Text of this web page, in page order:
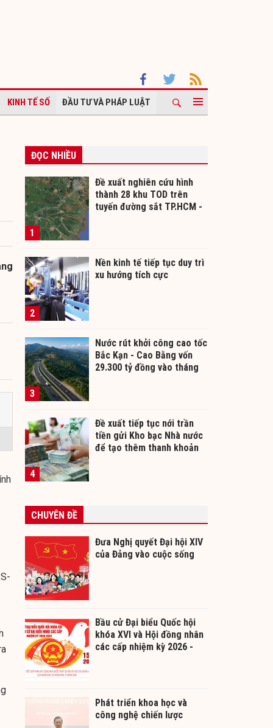
KINH TẾ SỐ ĐẦU TƯ VÀ PHÁP LUẬT
ĐỌC NHIỀU
1
Đề xuất nghiên cứu hình
thành 28 khu TOD trên
tuyến đường sắt TP.HCM -
2
Nền kinh tế tiếp tục duy trì
xu hướng tích cực
3
Nước rút khởi công cao tốc
Bắc Kạn - Cao Bằng vốn
29.300 tỷ đồng vào tháng
4
Đề xuất tiếp tục nới trần
tiền gửi Kho bạc Nhà nước
để tạo thêm thanh khoản
CHUYÊN ĐỀ
Đưa Nghị quyết Đại hội XIV
của Đảng vào cuộc sống
Bầu cử Đại biểu Quốc hội
khóa XVI và Hội đồng nhân
các cấp nhiệm kỳ 2026 -
Phát triển khoa học và
công nghệ chiến lược